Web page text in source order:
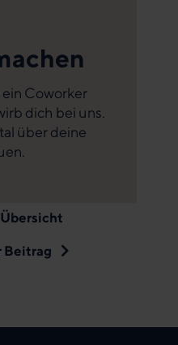
Coworker
dich bei uns.
über deine
Beitrag